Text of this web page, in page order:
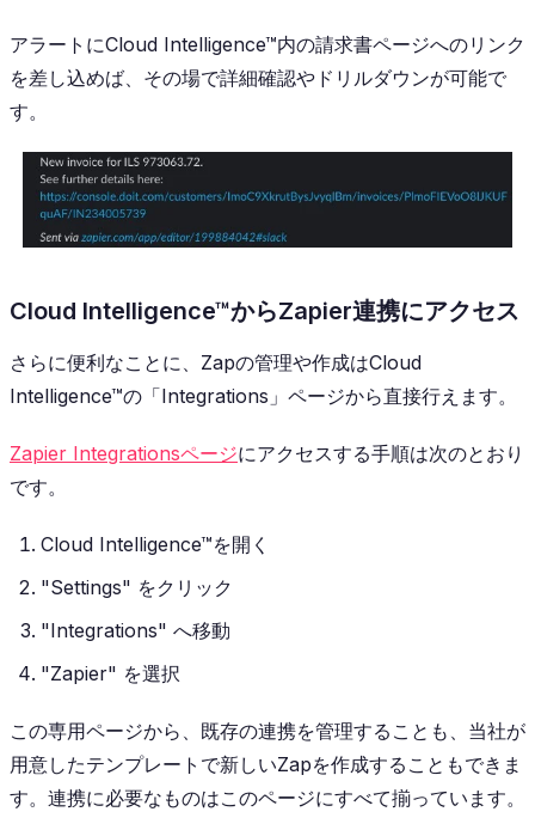
アラートにCloud Intelligence™内の請求書ページへのリンク
を差し込めば、その場で詳細確認やドリルダウンが可能で
す。
Cloud Intelligence™からZapier連携にアクセス
さらに便利なことに、Zapの管理や作成はCloud
Intelligence™の「Integrations」ページから直接行えます。
Zapier Integrationsページにアクセスする手順は次のとおり
です。
Cloud Intelligence™を開く
"Settings" をクリック
"Integrations" へ移動
"Zapier" を選択
この専用ページから、既存の連携を管理することも、当社が
用意したテンプレートで新しいZapを作成することもできま
す。連携に必要なものはこのページにすべて揃っています。